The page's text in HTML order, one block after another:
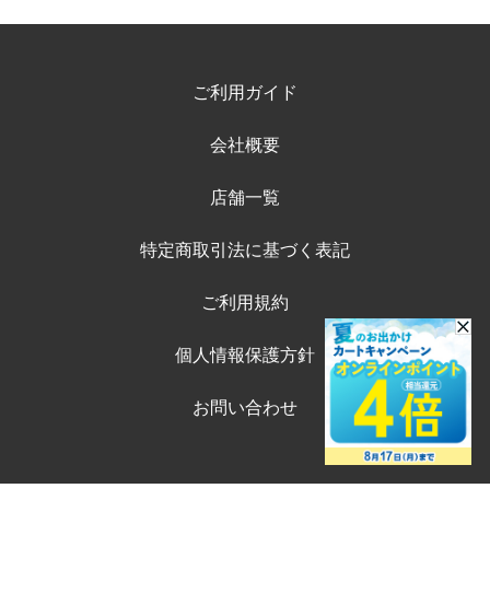
ご利用ガイド
会社概要
店舗一覧
特定商取引法に基づく表記
ご利用規約
個人情報保護方針
お問い合わせ